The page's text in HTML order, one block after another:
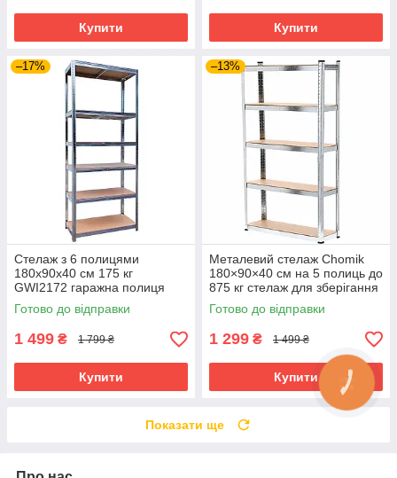
Купити Купити
–17%
Стелаж з 6 полицями
180x90x40 см 175 кг
GWI2172 гаражна полиця
для інструментів сервісний
стелаж для гаража полиця 6
рівнів
Готово до відправки
1 499 ₴ 1 799 ₴
Купити
–13%
Металевий стелаж Chomik
180×90×40 см на 5 полиць до
875 кг стелаж для зберігання
стелаж для майстерні
складський стелаж
Готово до відправки
1 299 ₴ 1 499 ₴
Купити
Показати ще